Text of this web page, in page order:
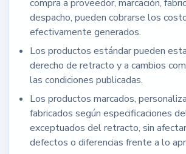
compra a proveedor, marcación,
despacho, pueden cobrarse los
efectivamente generados.
Los productos estándar pueden
derecho de retracto y a cambios
las condiciones publicadas.
Los productos marcados,
fabricados según especificaciones
exceptuados del retracto, sin
defectos o diferencias frente a lo